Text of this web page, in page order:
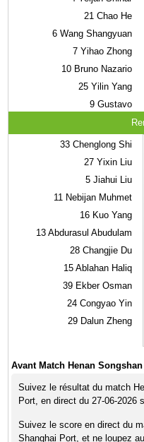
21 Chao He
6 Wang Shangyuan
7 Yihao Zhong
10 Bruno Nazario
25 Yilin Yang
9 Gustavo
33 Chenglong Shi
27 Yixin Liu
5 Jiahui Liu
11 Nebijan Muhmet
16 Kuo Yang
13 Abdurasul Abudulam
28 Changjie Du
15 Ablahan Haliq
39 Ekber Osman
24 Congyao Yin
29 Dalun Zheng
Avant Match Henan
Suivez le résultat du match
Port, en direct du 27-06-2026
Suivez le score en direct du
Shanghai Port, et ne loupez